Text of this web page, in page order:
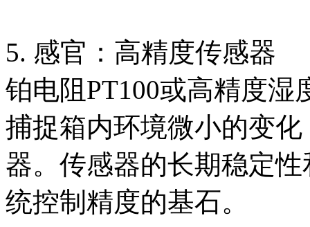
5. 感官：高精度传感器
铂电阻PT100或高精度湿
捕捉箱内环境微小的变
器。传感器的长期稳定
统控制精度的基石。